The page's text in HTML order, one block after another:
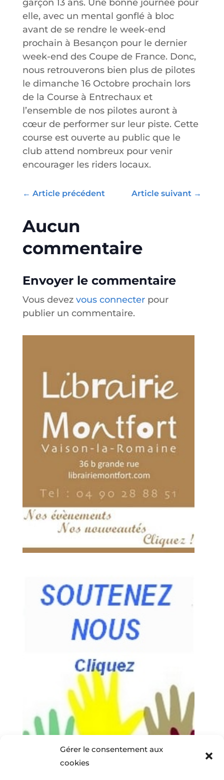
Gérer le consentement aux
cookies
garçon 13 ans. Une bonne journée pour
elle, avec un mental gonflé à bloc
avant de se rendre le week-end
prochain à Besançon pour le dernier
week-end des Coupe de France. Donc,
nous retrouverons bien plus de pilotes
le dimanche 16 Octobre prochain lors
de la Course à Entrechaux et
l’ensemble de nos pilotes auront à
cœur de performer sur leur piste. Cette
course est ouverte au public que le
club attend nombreux pour venir
encourager les riders locaux.
← Article précédent Article suivant →
Aucun
commentaire
Envoyer le commentaire
Vous devez vous connecterpour
publier un commentaire.